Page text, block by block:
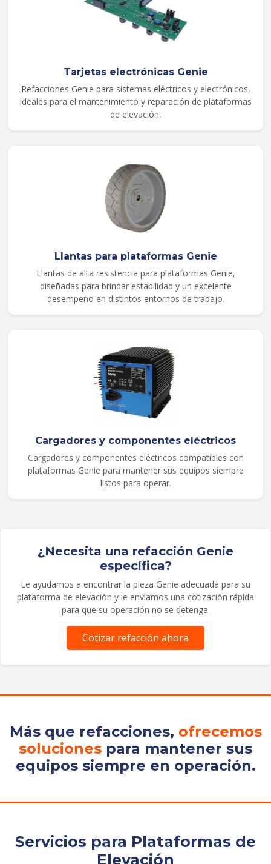
Tarjetas electrónicas Genie
Refacciones Genie para sistemas eléctricos y electrónicos,
ideales para el mantenimiento y reparación de plataformas
de elevación.
Llantas para plataformas Genie
Llantas de alta resistencia para plataformas Genie,
diseñadas para brindar estabilidad y un excelente
desempeño en distintos entornos de trabajo.
Cargadores y componentes eléctricos
Cargadores y componentes eléctricos compatibles con
plataformas Genie para mantener sus equipos siempre
listos para operar.
¿Necesita una refacción Genie
específica?
Le ayudamos a encontrar la pieza Genie adecuada para su
plataforma de elevación y le enviamos una cotización rápida
para que su operación no se detenga.
Cotizar refacción ahora
Más que refacciones, ofrecemos
soluciones para mantener sus
equipos siempre en operación.
Servicios para Plataformas de
Elevación